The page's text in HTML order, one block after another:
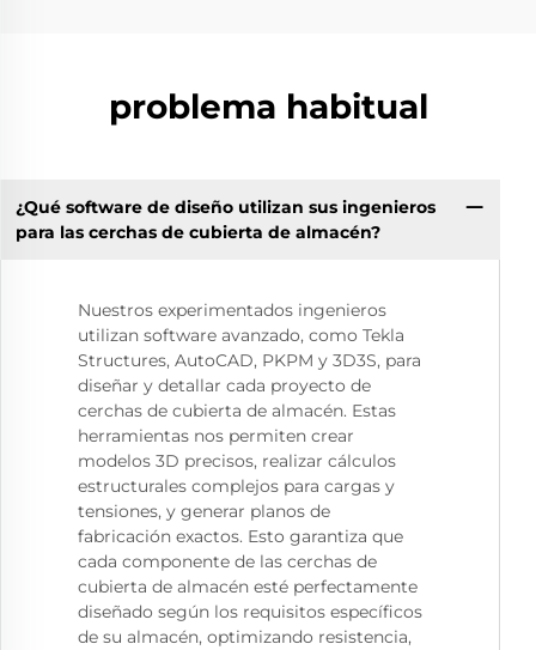
problema habitual
¿Qué software de diseño utilizan sus ingenieros
para las cerchas de cubierta de almacén?
Nuestros experimentados ingenieros
utilizan software avanzado, como Tekla
Structures, AutoCAD, PKPM y 3D3S, para
diseñar y detallar cada proyecto de
cerchas de cubierta de almacén. Estas
herramientas nos permiten crear
modelos 3D precisos, realizar cálculos
estructurales complejos para cargas y
tensiones, y generar planos de
fabricación exactos. Esto garantiza que
cada componente de las cerchas de
cubierta de almacén esté perfectamente
diseñado según los requisitos específicos
de su almacén, optimizando resistencia,